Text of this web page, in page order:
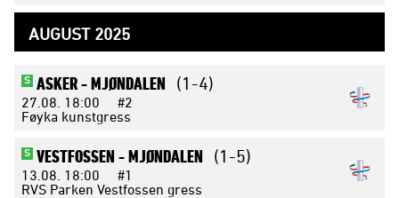
AUGUST 2025
S ASKER -MJØNDALEN (1-4)
27.08. 18:00
#2
Føyka kunstgress
S VESTFOSSEN -MJØNDALEN (1-5)
13.08. 18:00
#1
RVS Parken Vestfossen gress